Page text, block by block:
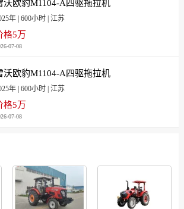
沃欧豹M1104-A四驱拖拉机
年 | 600小时 | 江苏
格5万
07-08
沃欧豹M1104-A四驱拖拉机
年 | 600小时 | 江苏
格5万
07-08